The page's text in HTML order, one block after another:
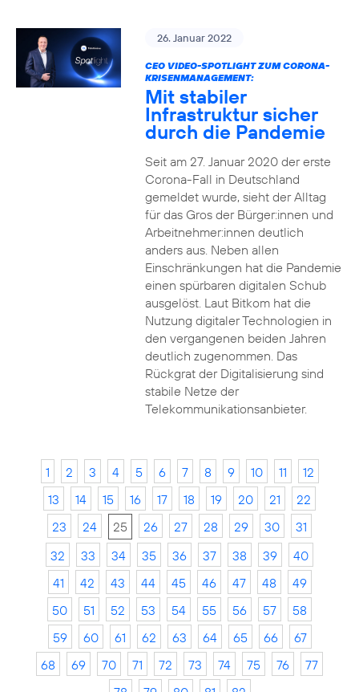
26. Januar 2022
CEO VIDEO-SPOTLIGHT ZUM CORONA-
KRISENMANAGEMENT:
Mit stabiler
Infrastruktur sicher
durch die Pandemie
Seit am 27. Januar 2020 der erste
Corona-Fall in Deutschland
gemeldet wurde, sieht der Alltag
für das Gros der Bürger:innen und
Arbeitnehmer:innen deutlich
anders aus. Neben allen
Einschränkungen hat die Pandemie
einen spürbaren digitalen Schub
ausgelöst. Laut Bitkom hat die
Nutzung digitaler Technologien in
den vergangenen beiden Jahren
deutlich zugenommen. Das
Rückgrat der Digitalisierung sind
stabile Netze der
Telekommunikationsanbieter.
1 2 3 4 5 6 7 8 9 10 11
12
13
14 15 16 17 18 19 20 21
22
23
24 25 26 27 28 29 30
31
32
33 34 35 36 37 38 39
40
41
42 43 44 45 46 47 48
49
50
51 52 53 54 55 56 57
58
59
60 61 62 63 64 65 66
67
68
69 70 71 72 73 74 75 76
77